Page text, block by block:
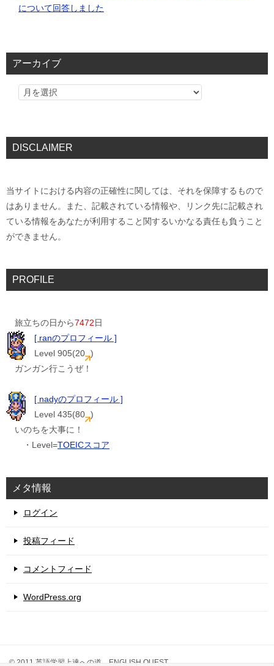
について回答しました
アーカイブ
DISCLAIMER
当サイトにおける内容の正確性に関しては、それを保障するもので
はありません。また、記載されている情報や、リンク先に記載され
ている情報をあなたが利用すること関するいかなる責任も負うこと
ができません。
PROFILE
旅立ちの日から7472日
[ ranのプロフィール ]
Level 905(20 )
ガンガン行こうぜ！
[ nadyのプロフィール ]
Level 435(80 )
いのちを大事に！
・Level=TOEICスコア
メタ情報
ログイン
投稿フィード
コメントフィード
WordPress.org
© 2011 英語学習上達への道 ENGLISH QUEST